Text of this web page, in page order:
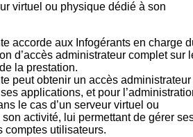
virtuel ou physique dédié à son
accorde aux Infogérants en charge
d’accès administrateur complet sur
la prestation.
peut obtenir un accès administrateur
applications, et pour
le cas d’un serveur virtuel ou
activité, lui permettant de gérer
comptes utilisateurs.